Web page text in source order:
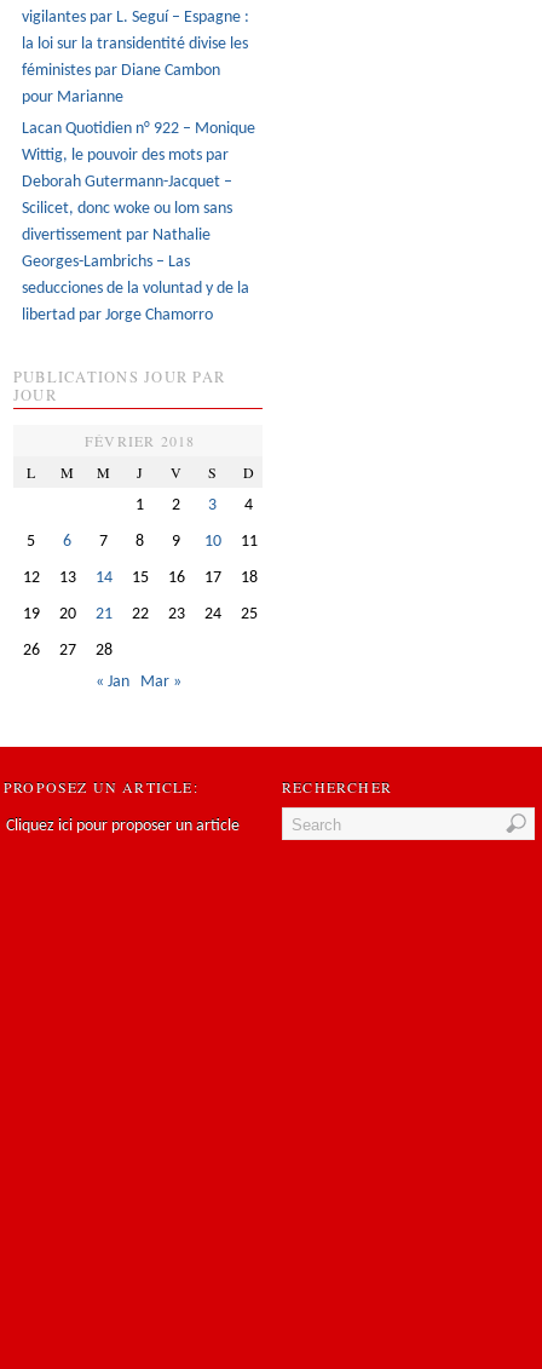
vigilantes par L. Seguí – Espagne :
la loi sur la transidentité divise les
féministes par Diane Cambon
pour Marianne
Lacan Quotidien n° 922 – Monique
Wittig, le pouvoir des mots par
Deborah Gutermann-Jacquet –
Scilicet, donc woke ou lom sans
divertissement par Nathalie
Georges-Lambrichs – Las
seducciones de la voluntad y de la
libertad par Jorge Chamorro
PUBLICATIONS JOUR PAR
JOUR
FÉVRIER 2018
L
M M J V S D
1 2 3
4
5
6 7 8 9 10
11
12
13 14 15 16 17
18
19
20 21 22 23 24
25
26
27
28
« Jan
Mar »
PROPOSEZ UN ARTICLE:
Cliquez ici pour proposer un article
RECHERCHER